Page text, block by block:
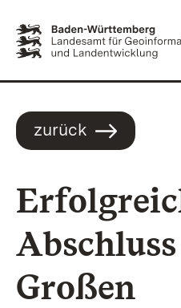
zurück
Großen